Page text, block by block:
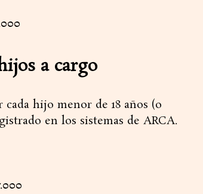
a cargo
hijo menor de 18 años (o
en los sistemas de ARCA.​